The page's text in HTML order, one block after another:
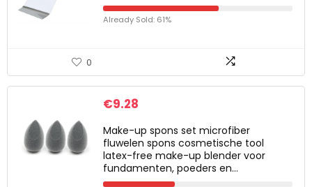
Already Sold: 61%
0
€9.28
Make-up spons set microfiber
fluwelen spons cosmetische tool
latex-free make-up blender voor
fundamenten, poeders en…